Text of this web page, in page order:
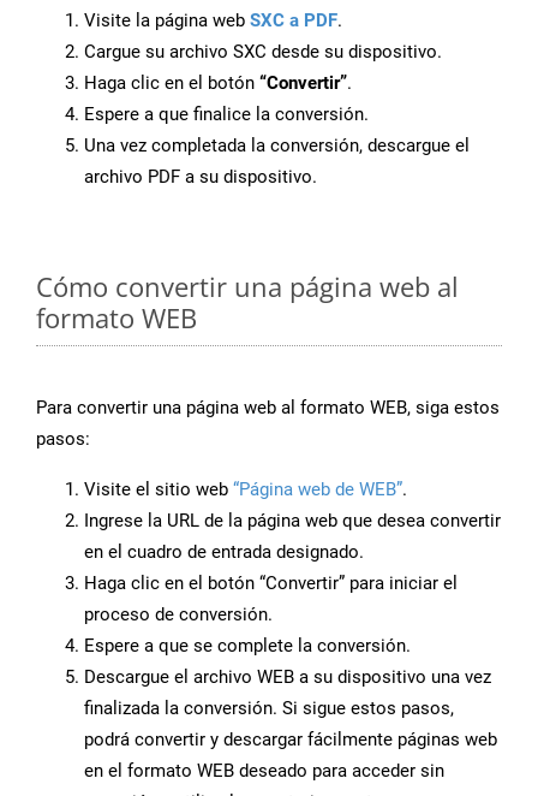
Visite la página web SXC a PDF.
Cargue su archivo SXC desde su dispositivo.
Haga clic en el botón “Convertir”.
Espere a que finalice la conversión.
Una vez completada la conversión, descargue el
archivo PDF a su dispositivo.
Cómo convertir una página web al
formato WEB
Para convertir una página web al formato WEB, siga estos
pasos:
Visite el sitio web “Página web de WEB”.
Ingrese la URL de la página web que desea convertir
en el cuadro de entrada designado.
Haga clic en el botón “Convertir” para iniciar el
proceso de conversión.
Espere a que se complete la conversión.
Descargue el archivo WEB a su dispositivo una vez
finalizada la conversión. Si sigue estos pasos,
podrá convertir y descargar fácilmente páginas web
en el formato WEB deseado para acceder sin